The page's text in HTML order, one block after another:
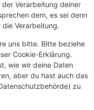
Verarbeitung deiner
dem, es sei denn
Verarbeitung.
uns bitte. Bitte beziehe
Cookie-Erklärung.
wie wir deine Daten
aber du hast auch das
zu